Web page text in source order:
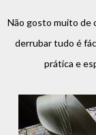
Não gosto muito de
derrubar tudo é
prática e